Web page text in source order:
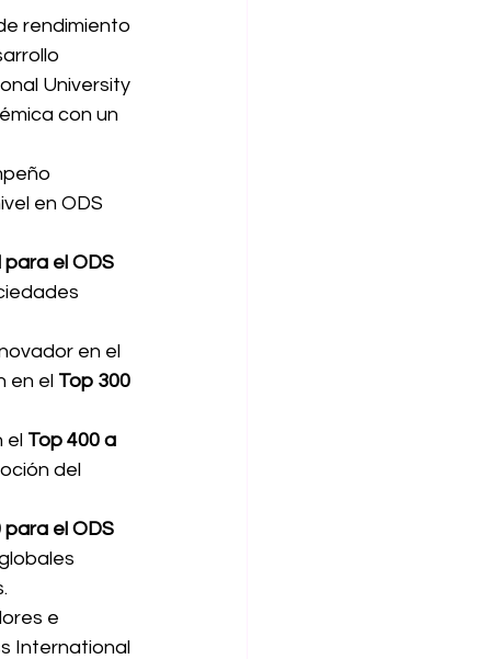
rendimiento
University
con un
en ODS
para el ODS
en el
en el Top 300
el Top 400 a
del
para el ODS
e
International